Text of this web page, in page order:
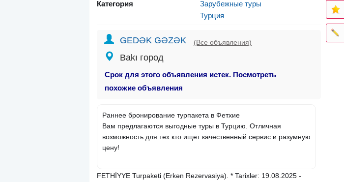
Категория
Зарубежные туры
Турция
GEDƏK GƏZƏK (Все объявления)
Bakı город
Срок для этого объявления истек. Посмотреть
похожие объявления
Раннее бронирование турпакета в Фетхие
Вам предлагаются выгодные туры в Турцию. Отличная
возможность для тех кто ищет качественный сервис и разумную
цену!
FETHİYYE Turpaketi (Erkən Rezervasiya). * Tarixlər: 19.08.2025 -